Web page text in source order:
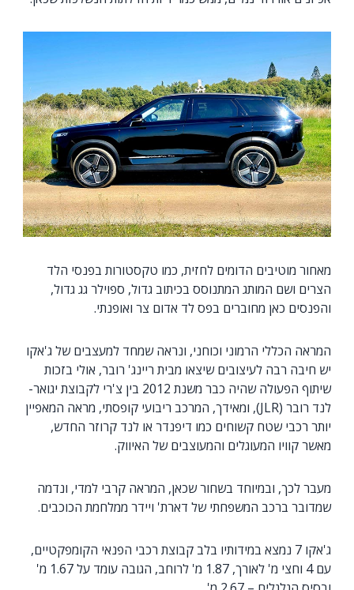
מאחור מוטיבים הדומים לחזית, כמו טקסטורות בפנסי הלד
הצרים ושם המותג המתנוסס בכיתוב גדול, ספוילר גג גדול,
והפנסים כאן מחוברים בפס לד אדום צר ואופנתי.
המראה הכללי הרמוני וכוחני, ונראה שמחד למעצבים של ג'אקו
יש חיבה רבה לעיצובים שיצאו מבית ריינג' רובר, אולי בזכות
שיתוף הפעולה שהיה כבר משנת 2012 בין צ'רי לקבוצת יגואר-
לנד רובר (JLR), ומאידך, המרכב ריבועי קופסתי, מראה המאפיין
יותר רכבי שטח קשוחים כמו דיפנדר או לנד קרוזר החדש,
מאשר קוויו המעוגלים והמעוצבים של האיווק.
מעבר לכך, ובמיוחד בשחור שכאן, המראה קרבי למדי, ונדמה
שמדובר ברכב המשפחתי של דארת' ויידר ממלחמת הכוכבים.
ג'אקו 7 נמצא במידותיו בלב קבוצת רכבי הפנאי הקומפקטיים,
עם 4 וחצי מ' לאורך, 1.87 מ' לרוחב, הגובה עומד על 1.67 מ'